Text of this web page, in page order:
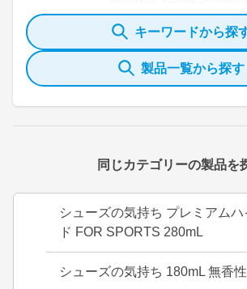
キーワードから探
製品一覧から探す
同じカテゴリーの製品を
シューズの気持ち プレミアムハ
ド FOR SPORTS 280mL
シューズの気持ち 180mL 無香性